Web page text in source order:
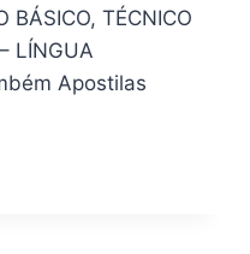
BÁSICO, TÉCNICO
LÍNGUA
Apostilas